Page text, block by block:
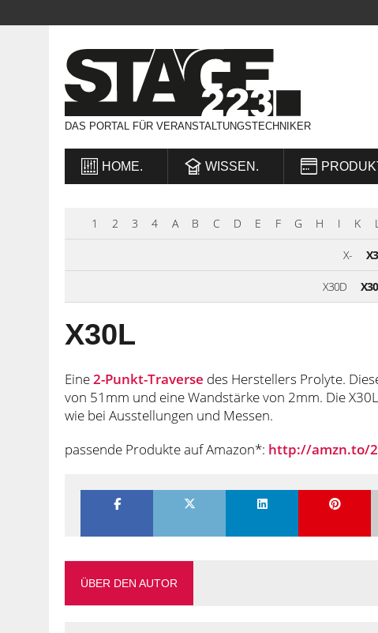
DAS PORTAL FÜR VERANSTALTUNGSTECHNIKER
HOME. WISSEN.
1 2 3 4 A B C D E F G H I K L
X- X3
X30D
X30L
Eine2-Punkt-Traverse des Herstellers Prolyte.
von 51mm und eine Wandstärke von 2mm. Die
wie bei Ausstellungen und Messen.
passende Produkte auf Amazon*: http://amzn.to/
ÜBER DEN AUTOR